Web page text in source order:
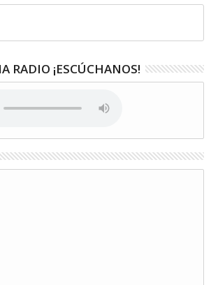
RADIO ¡ESCÚCHANOS!